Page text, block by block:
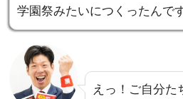
学園祭みたいにつくったんです
えっ！ご自分た